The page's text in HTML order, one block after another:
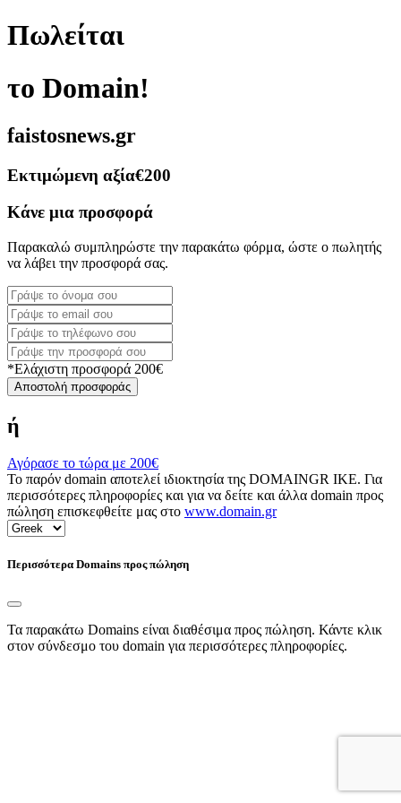
Πωλείται
το Domain!
faistosnews.gr
Εκτιμώμενη αξία€200
Κάνε μια προσφορά
Παρακαλώ συμπληρώστε την παρακάτω φόρμα, ώστε ο πωλητής
να λάβει την προσφορά σας.
*Ελάχιστη προσφορά 200€
Αποστολή προσφοράς
ή
Αγόρασε το τώρα με 200€
Το παρόν domain αποτελεί ιδιοκτησία της DOMAINGR ΙΚΕ. Για
περισσότερες πληροφορίες και για να δείτε και άλλα domain προς
πώληση επισκεφθείτε μας στο www.domain.gr
Περισσότερα Domains προς πώληση
Τα παρακάτω Domains είναι διαθέσιμα προς πώληση. Κάντε κλικ
στον σύνδεσμο του domain για περισσότερες πληροφορίες.